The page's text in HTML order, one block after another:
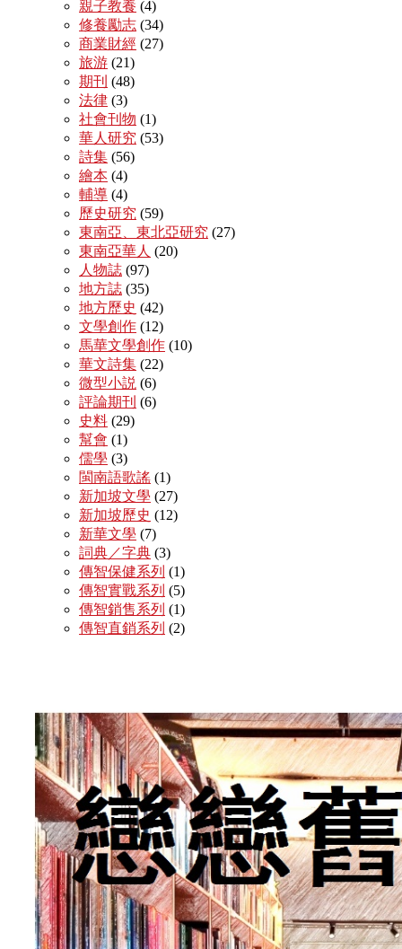
親子教養 (4)
修養勵志 (34)
商業財經 (27)
旅游 (21)
期刊 (48)
法律 (3)
社會刊物 (1)
華人研究 (53)
詩集 (56)
繪本 (4)
輔導 (4)
歷史研究 (59)
東南亞、東北亞研究 (27)
東南亞華人 (20)
人物誌 (97)
地方誌 (35)
地方歷史 (42)
文學創作 (12)
馬華文學創作 (10)
華文詩集 (22)
微型小説 (6)
評論期刊 (6)
史料 (29)
幫會 (1)
儒學 (3)
閩南語歌謠 (1)
新加坡文學 (27)
新加坡歷史 (12)
新華文學 (7)
詞典／字典 (3)
傳智保健系列 (1)
傳智實戰系列 (5)
傳智銷售系列 (1)
傳智直銷系列 (2)